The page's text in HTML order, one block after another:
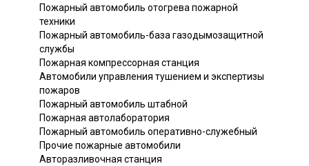
Пожарный автомобиль отогрева пожарной
техники
Пожарный автомобиль-база газодымозащитной
службы
Пожарная компрессорная станция
Автомобили управления тушением и экспертизы
пожаров
Пожарный автомобиль штабной
Пожарная автолаборатория
Пожарный автомобиль оперативно-служебный
Прочие пожарные автомобили
Авторазливочная станция